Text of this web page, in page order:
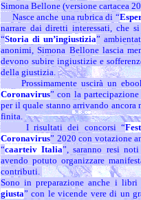
Simona Bellone (versione cartacea
Nasce anche una rubrica di “
narrare dai diretti interessati, che
“Storia di un’ingiustizia”
anonimi, Simona Bellone lascia
devono subire ingiustizie e
della giustizia.
Prossimamente uscirà un
Coronavirus” con la
per il quale stanno arrivando ancora
finita.
I risultati dei concorsi “
Coronavirus” 2020 con votazione
“caarteiv Italia”, saranno resi
avendo potuto organizzare
contributi.
Sono in preparazione anche i
giusta” con le vicende vere di un